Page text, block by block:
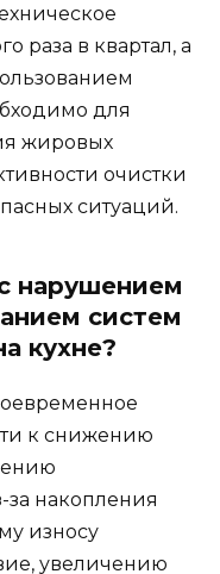
раза в квартал, а
для
жировых
очистки
ситуаций.
нарушением
систем
кухне?
к снижению
накопления
износу
увеличению